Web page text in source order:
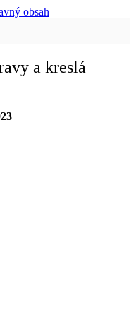
obsah
a kreslá